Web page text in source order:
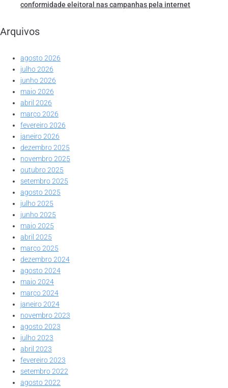
conformidade eleitoral nas campanhas pela internet
Arquivos
agosto 2026
julho 2026
junho 2026
maio 2026
abril 2026
março 2026
fevereiro 2026
janeiro 2026
dezembro 2025
novembro 2025
outubro 2025
setembro 2025
agosto 2025
julho 2025
junho 2025
maio 2025
abril 2025
março 2025
dezembro 2024
agosto 2024
maio 2024
março 2024
janeiro 2024
novembro 2023
agosto 2023
julho 2023
abril 2023
fevereiro 2023
setembro 2022
agosto 2022